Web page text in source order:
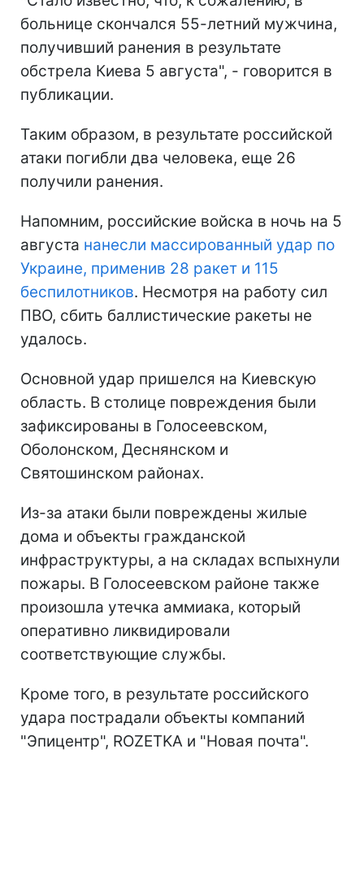
больнице скончался 55-летний мужчина,
получивший ранения в результате
обстрела Киева 5 августа", - говорится в
публикации.
Таким образом, в результате российской
атаки погибли два человека, еще 26
получили ранения.
Напомним, российские войска в ночь на 5
августа нанесли массированный удар по
Украине, применив 28 ракет и 115
беспилотников. Несмотря на работу сил
ПВО, сбить баллистические ракеты не
удалось.
Основной удар пришелся на Киевскую
область. В столице повреждения были
зафиксированы в Голосеевском,
Оболонском, Деснянском и
Святошинском районах.
Из-за атаки были повреждены жилые
дома и объекты гражданской
инфраструктуры, а на складах вспыхнули
пожары. В Голосеевском районе также
произошла утечка аммиака, который
оперативно ликвидировали
соответствующие службы.
Кроме того, в результате российского
удара пострадали объекты компаний
"Эпицентр", ROZETKA и "Новая почта".